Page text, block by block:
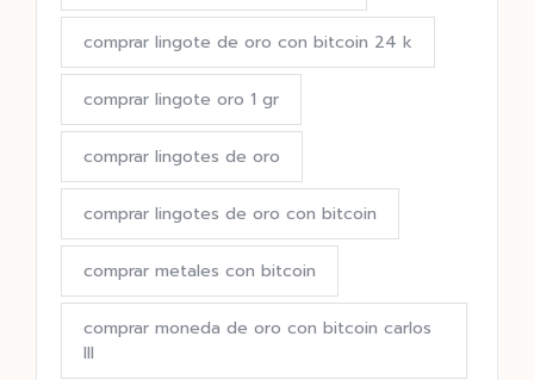
comprar lingote de oro con bitcoin 24 k
comprar lingote oro 1 gr
comprar lingotes de oro
comprar lingotes de oro con bitcoin
comprar metales con bitcoin
comprar moneda de oro con bitcoin carlos
III